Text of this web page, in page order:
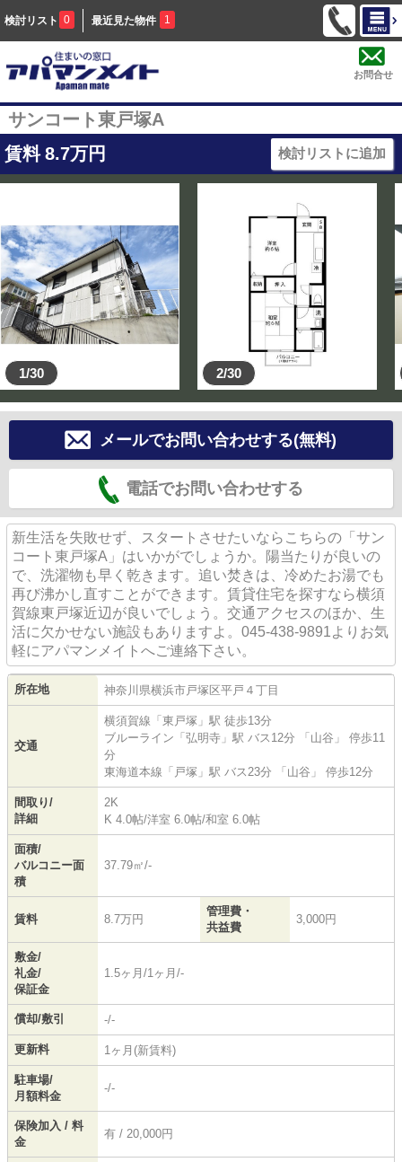
検討リスト 0 最近見た物件 1
お問合せ
サンコート東戸塚A
賃料 8.7万円 検討リストに追加
1/30 2/30
メールでお問い合わせする(無料)
電話でお問い合わせする
新生活を失敗せず、スタートさせたいならこちらの「サン
コート東戸塚A」はいかがでしょうか。陽当たりが良いの
で、洗濯物も早く乾きます。追い焚きは、冷めたお湯でも
再び沸かし直すことができます。賃貸住宅を探すなら横須
賀線東戸塚近辺が良いでしょう。交通アクセスのほか、生
活に欠かせない施設もありますよ。045-438-9891よりお気
軽にアパマンメイトへご連絡下さい。
所在地 神奈川県横浜市戸塚区平戸 ４丁目
交通
横須賀線 「 東戸塚 」駅 徒歩13分
ブルーライン 「 弘明寺 」駅 バス12分 「山谷」 停歩11
分
東海道本線 「 戸塚 」駅 バス23分 「山谷」 停歩12分
間取り/
詳細
2K
K 4.0帖/洋室 6.0帖/和室 6.0帖
面積/
バルコニー面
積
37.79㎡/-
賃料 8.7万円
管理費・
共益費
3,000円
敷金/
礼金/
保証金
1.5ヶ月/1ヶ月/-
償却/敷引 -/-
更新料 1ヶ月(新賃料)
駐車場/
月額料金
-/-
保険加入 / 料
金
有 / 20,000円